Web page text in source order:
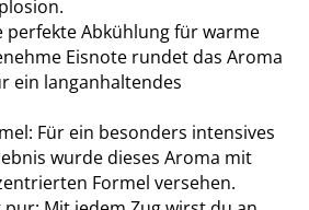
perfekte Abkühlung für warme
Eisnote rundet das Aroma
ein langanhaltendes
Für ein besonders intensives
wurde dieses Aroma mit
Formel versehen.